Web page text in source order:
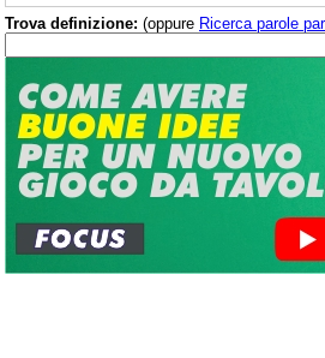
Trova definizione: (oppure Ricerca parole